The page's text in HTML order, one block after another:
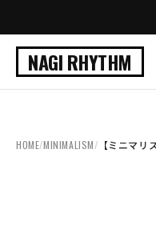
NAGI RHYTHM
HOME/MINIMALISM/ 【ミニマ